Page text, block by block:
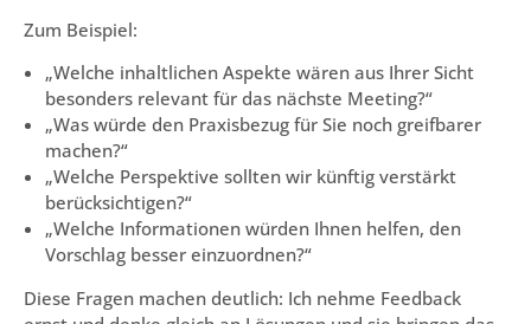
Zum Beispiel:
„Welche inhaltlichen Aspekte wären aus Ihrer Sicht
besonders relevant für das nächste Meeting?“
„Was würde den Praxisbezug für Sie noch greifbarer
machen?“
„Welche Perspektive sollten wir künftig verstärkt
berücksichtigen?“
„Welche Informationen würden Ihnen helfen, den
Vorschlag besser einzuordnen?“
Diese Fragen machen deutlich: Ich nehme Feedback